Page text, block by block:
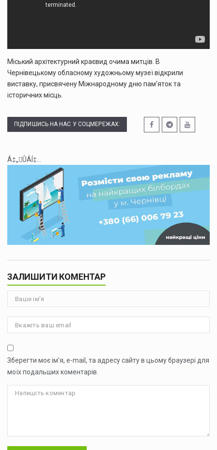
Міський архітектурний краєвид очима митців. В
Чернівецькому обласному художньому музеї відкрили
виставку, присвячену Міжнародному дню пам‘яток та
історичних місць.
ПІДПИШИСЬ НА НАС У СОЦМЕРЕЖАХ:
Á‡„ÛÁÍ‡...
ЗАЛИШИТИ КОМЕНТАР
Зберегти моє ім'я, e-mail, та адресу сайту в цьому браузері для
моїх подальших коментарів.